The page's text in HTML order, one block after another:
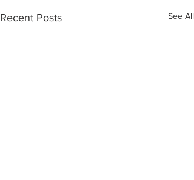
Recent Posts See All